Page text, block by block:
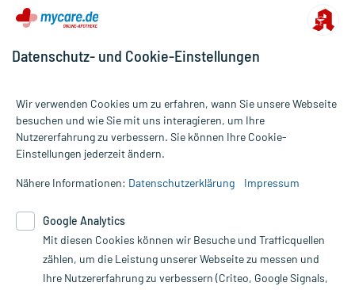
Alle Preise gelten inkl. MwSt., ggf. zzgl. Versandkosten
Informationen auf dieser Website werden ausschließlich für
die Untersuchung und Behandlung durch einen Arzt. Bitte
Therapien eingeleitet werden können. | Diese Webseite benutzt
Google Analytics. Lesen Sie bitte dazu die wichtigen Hinweise in
unserer Datenschutzerklärung. Für den Widerruf einer Bestellung
nutzen Sie das Formular:
Datenschutz- und Cookie-Einstellungen
Wir verwenden Cookies um zu erfahren, wann Sie unsere Webseite
besuchen und wie Sie mit uns interagieren, um Ihre
Nutzererfahrung zu verbessern. Sie können Ihre Cookie-
Einstellungen jederzeit ändern.
Nähere Informationen: Datenschutzerklärung Impressum
Google Analytics
Mit diesen Cookies können wir Besuche und Trafficquellen
zählen, um die Leistung unserer Webseite zu messen und
Ihre Nutzererfahrung zu verbessern (Criteo, Google Signals,